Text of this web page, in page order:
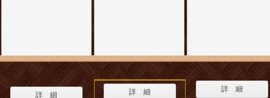
詳 細 詳 細 詳 細